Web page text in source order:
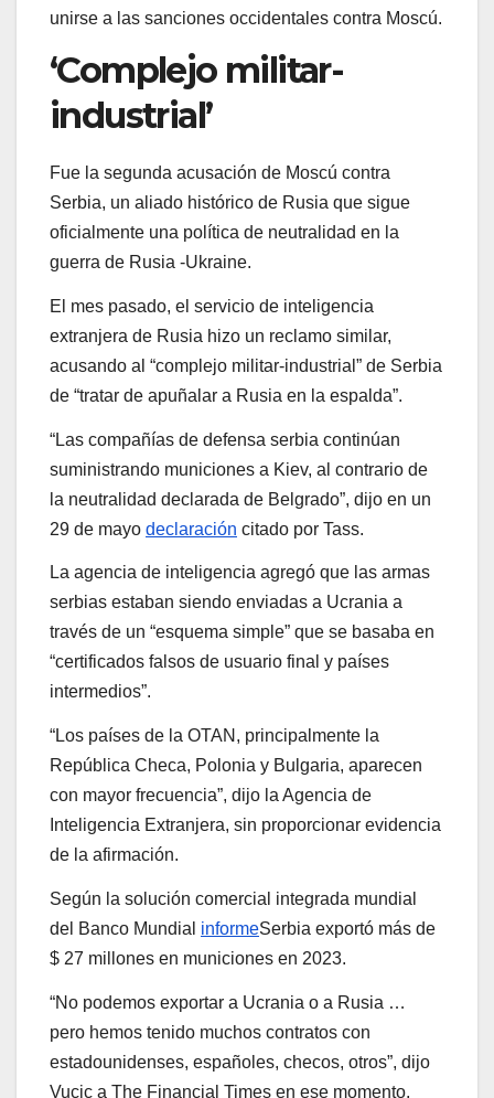
unirse a las sanciones occidentales contra Moscú.
‘Complejo militar-
industrial’
Fue la segunda acusación de Moscú contra
Serbia, un aliado histórico de Rusia que sigue
oficialmente una política de neutralidad en la
guerra de Rusia -Ukraine.
El mes pasado, el servicio de inteligencia
extranjera de Rusia hizo un reclamo similar,
acusando al “complejo militar-industrial” de Serbia
de “tratar de apuñalar a Rusia en la espalda”.
“Las compañías de defensa serbia continúan
suministrando municiones a Kiev, al contrario de
la neutralidad declarada de Belgrado”, dijo en un
29 de mayo declaración citado por Tass.
La agencia de inteligencia agregó que las armas
serbias estaban siendo enviadas a Ucrania a
través de un “esquema simple” que se basaba en
“certificados falsos de usuario final y países
intermedios”.
“Los países de la OTAN, principalmente la
República Checa, Polonia y Bulgaria, aparecen
con mayor frecuencia”, dijo la Agencia de
Inteligencia Extranjera, sin proporcionar evidencia
de la afirmación.
Según la solución comercial integrada mundial
del Banco Mundial informeSerbia exportó más de
$ 27 millones en municiones en 2023.
“No podemos exportar a Ucrania o a Rusia …
pero hemos tenido muchos contratos con
estadounidenses, españoles, checos, otros”, dijo
Vucic a The Financial Times en ese momento.